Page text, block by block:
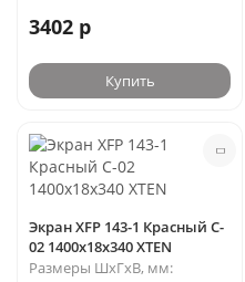
3402 р
Купить
Экран XFP 143-1 Красный C-
02 1400х18х340 XTEN
Размеры ШхГхВ, мм: